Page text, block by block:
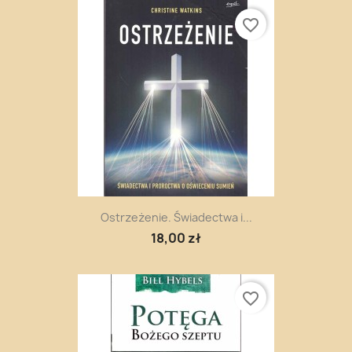
Ostrzeżenie. Świadectwa i...
18,00 zł
favorite_border
favorite_border